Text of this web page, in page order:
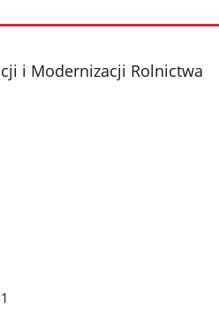
i Modernizacji Rolnictwa